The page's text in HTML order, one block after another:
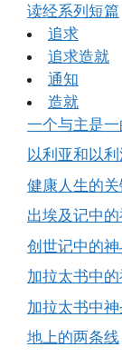
读经系列短篇
追求
追求造就
通知
造就
一个与主是一
以利亚和以
健康人生的
出埃及记中
创世记中的
加拉太书中
加拉太书中
地上的两条线